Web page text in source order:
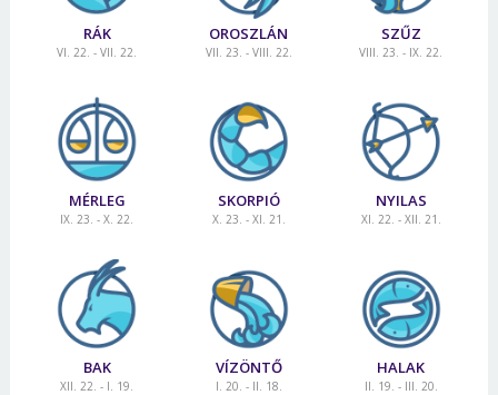
RÁK
VI. 22. - VII. 22.
OROSZLÁN
VII. 23. - VIII. 22.
SZŰZ
VIII. 23. - IX. 22.
MÉRLEG
IX. 23. - X. 22.
SKORPIÓ
X. 23. - XI. 21.
NYILAS
XI. 22. - XII. 21.
BAK
XII. 22. - I. 19.
VÍZÖNTŐ
I. 20. - II. 18.
HALAK
II. 19. - III. 20.